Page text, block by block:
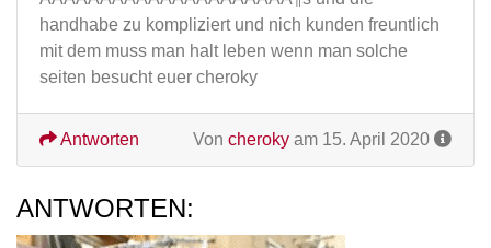
handhabe zu kompliziert und nich kunden freuntlich
mit dem muss man halt leben wenn man solche
seiten besucht euer cheroky
Von cheroky am 15. April 2020
Antworten
ANTWORTEN: